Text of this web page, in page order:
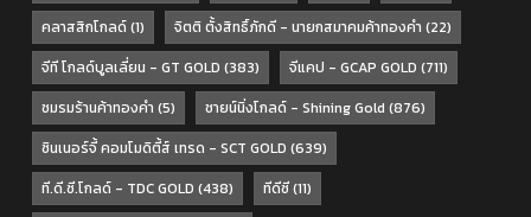
คลาสสิกโกลด์(1) จิตติ ตั้งสิทธิ์ภักดี - นายกสมาคมค้าทองคำ (22)
จีที โกลด์บูลเลี่ยน - GT GOLD (383) จีแคป - GCAP GOLD (711)
ชมรมร้านค้าทองคำ (5) ชายน์นิ่งโกลด์ - Shining Gold (876)
ซินเนอร์จี้ คอมโมดิตี้ส์ เทรด - SCT GOLD (639)
ที.ดี.ซี.โกลด์ - TDC GOLD (438) ทีดีซี(11)